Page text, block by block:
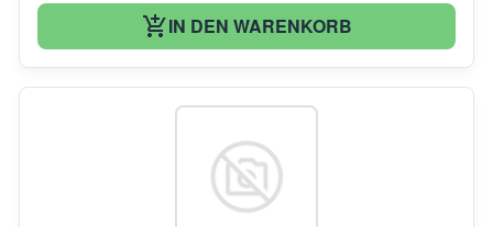
IN DEN WARENKORB